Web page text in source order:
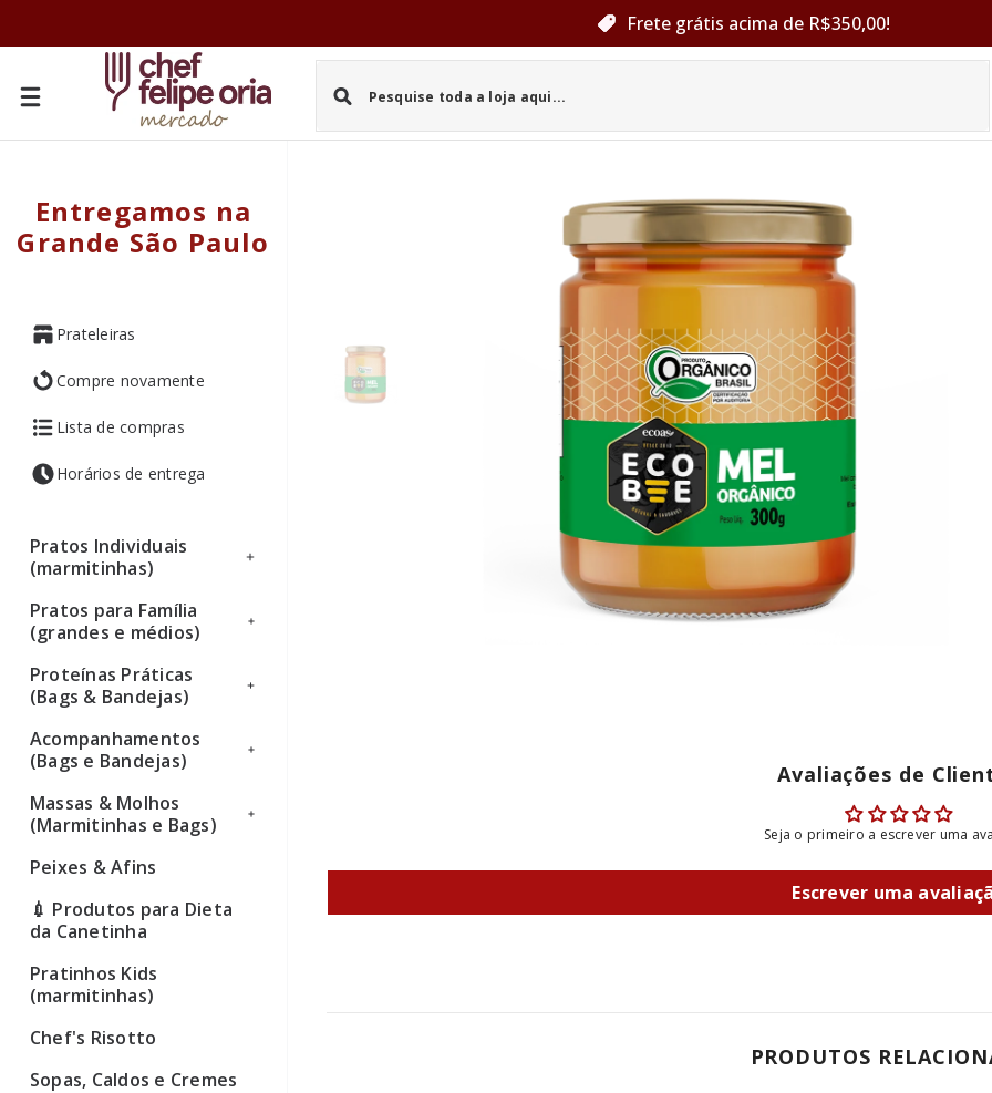
Frete grátis acima de R$350,00!
Entregamos na
Grande São Paulo
Prateleiras
Compre novamente
Lista de compras
Horários de entrega
Pratos Individuais
(marmitinhas)
Ver todos
Pratos para Família
(grandes e médios)
Ver todos
Proteínas Práticas
(Bags & Bandejas)
Ver todos
Acompanhamentos
(Bags e Bandejas)
Ver todos
Massas & Molhos
(Marmitinhas e Bags)
Ver todos
Peixes & Afins
💉 Produtos para Dieta
da Canetinha
Pratinhos Kids
(marmitinhas)
Chef's Risotto
Sopas, Caldos e Cremes
Avaliações de
Seja o primeiro a escrever uma
Escrever uma
PRODUTOS